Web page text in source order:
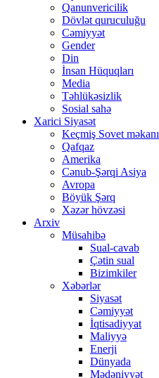
Qanunvericilik
Dövlət quruculuğu
Cəmiyyət
Gender
Din
İnsan Hüquqları
Media
Təhlükəsizlik
Sosial sahə
Xarici Siyasət
Keçmiş Sovet məkanı
Qafqaz
Amerika
Cənub-Şərqi Asiya
Avropa
Böyük Şərq
Xəzər hövzəsi
Arxiv
Müsahibə
Sual-cavab
Çətin sual
Bizimkiler
Xəbərlər
Siyasət
Cəmiyyət
İqtisadiyyat
Maliyyə
Enerji
Dünyada
Mədəniyyət